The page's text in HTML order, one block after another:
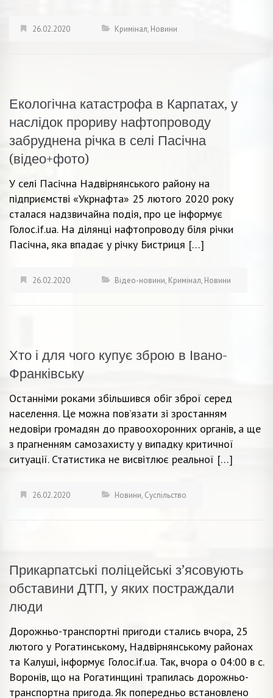
26.02.2020 Кримінал, Новини
Екологічна катастрофа в Карпатах, у
наслідок прориву нафтопроводу
забруднена річка в селі Пасічна
(відео+фото)
У селі Пасічна Надвірнянського району на
підприємстві «Укрнафта» 25 лютого 2020 року
сталася надзвичайна подія, про це інформує
Голос.if.ua. На ділянці нафтопроводу біля річки
Пасічна, яка впадає у річку Бистриця […]
26.02.2020 Відео-новини, Кримінал, Новини
Хто і для чого купує зброю в Івано-
Франківську
Останніми роками збільшився обіг зброї серед
населення. Це можна пов’язати зі зростанням
недовіри громадян до правоохоронних органів, а ще
з прагненням самозахисту у випадку критичної
ситуації. Статистика не висвітлює реальної […]
26.02.2020 Новини, Суспільство
Прикарпатські поліцейські з’ясовують
обставини ДТП, у яких постраждали
люди
Дорожньо-транспортні пригоди стались вчора, 25
лютого у Рогатинському, Надвірнянському районах
та Калуші, інформує Голос.if.ua. Так, вчора о 04:00 в с.
Воронів, що на Рогатинщині трапилась дорожньо-
транспортна пригода. Як попередньо встановлено